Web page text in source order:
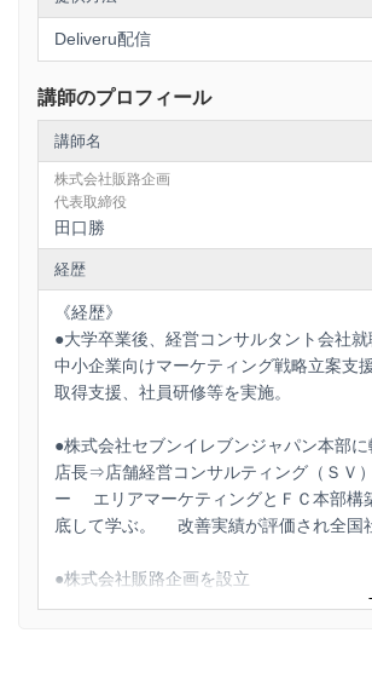
【他の店長研修との違い】
✓ 店長研修実績延べ100回以上
✓ 元店長経験者の超実務的な
✓ わかりやすさ99.3%（現在
ンケート実績）
✓ １店舗企業～上場企業・海
修を実施
✓ 小売業・飲食業・サービス
な業種で実施
ノウハウ
✓ 現場ですぐ使える仕組み・
✓ 店長体制構築と教育まで行
Deliveru配信
講師のプロフィール
講師名
株式会社販路企画
代表取締役
田口勝
経歴
《経歴》
●大学卒業後、経営コンサルタント会社就
中小企業向けマーケティング戦略立案
取得支援、社員研修等を実施。
●株式会社セブンイレブンジャパン本部に
店長⇒店舗経営コンサルティング（ＳＶ
ー エリアマーケティングとＦＣ本部構
底して学ぶ。 改善実績が評価され全国
●株式会社販路企画を設立
多店舗展開支援・小売業既存店売上利益